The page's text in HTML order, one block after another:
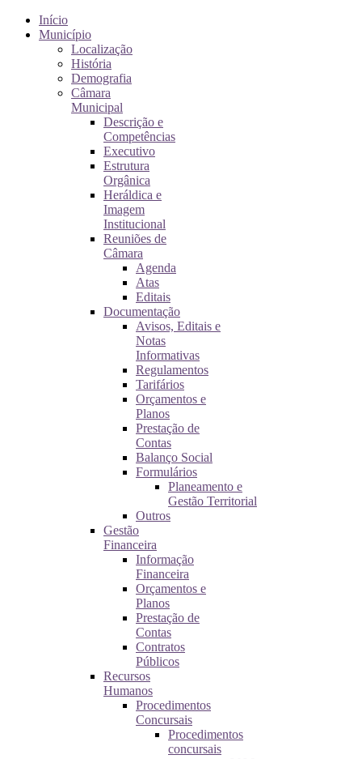
Início
Município
Localização
História
Demografia
Câmara
Municipal
Descrição e
Competências
Executivo
Estrutura
Orgânica
Heráldica e
Imagem
Institucional
Reuniões de
Câmara
Agenda
Atas
Editais
Documentação
Avisos, Editais e
Notas
Informativas
Regulamentos
Tarifários
Orçamentos e
Planos
Prestação de
Contas
Balanço Social
Formulários
Planeamento e
Gestão Territorial
Outros
Gestão
Financeira
Informação
Financeira
Orçamentos e
Planos
Prestação de
Contas
Contratos
Públicos
Recursos
Humanos
Procedimentos
Concursais
Procedimentos
concursais